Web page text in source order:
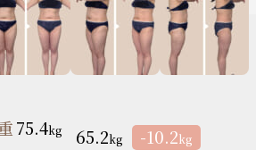
75.4kg 65.2kg -10.2kg